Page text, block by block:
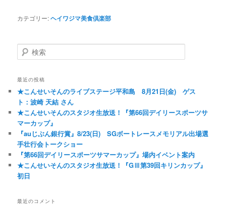
カテゴリー:ヘイワジマ美食倶楽部
検索
最近の投稿
★こんせいそんのライブステージ平和島 8月21日(金) ゲス
ト：波崎 天結 さん
★こんせいそんのスタジオ生放送！『第66回デイリースポーツサ
マーカップ』
『auじぶん銀行賞』8/23(日) SGボートレースメモリアル出場選
手壮行会トークショー
『第66回デイリースポーツサマーカップ』場内イベント案内
★こんせいそんのスタジオ生放送！『GⅢ第39回キリンカップ』
初日
最近のコメント